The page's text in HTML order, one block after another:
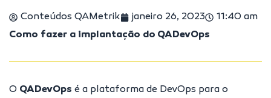
Conteúdos QAMetrik janeiro 26, 2023
11:40 am
Como fazer a implantação do QADevOps
O QADevOps é a plataforma de DevOps para o